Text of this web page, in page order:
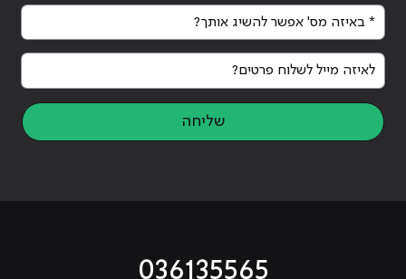
* באיזה מס' אפשר להשיג אותך?
לאיזה מייל לשלוח פרטים?
שליחה
036135565